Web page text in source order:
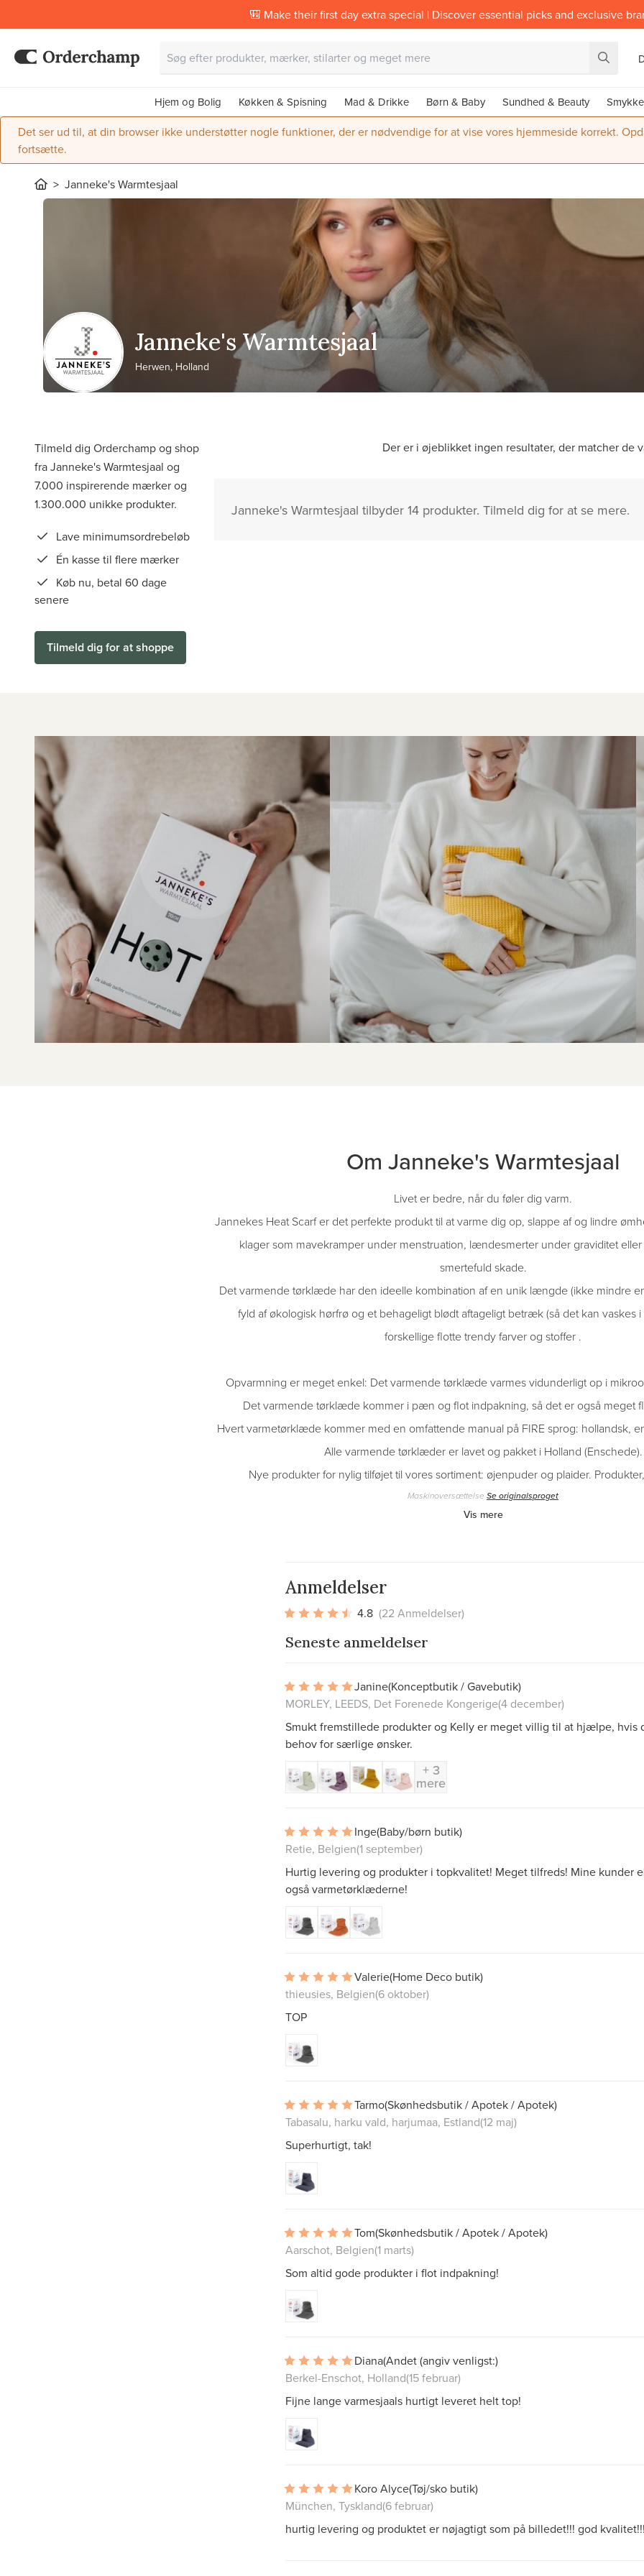
🎒 Make their first day extra special | Discover essential picks and exclusive
Hjem og Bolig Køkken & Spisning Mad & Drikke Børn & Baby Sundhed & Beauty
Det ser ud til, at din browser ikke understøtter nogle funktioner, der er nødvendige for at vise vores hjemmeside korrekt.
fortsætte.
Janneke's Warmtesjaal
Janneke's Warmtesjaal
Herwen, Holland
Tilmeld dig Orderchamp og shop
fra Janneke's Warmtesjaal og
7.000 inspirerende mærker og
1.300.000 unikke produkter.
Lave minimumsordrebeløb
Én kasse til flere mærker
Køb nu, betal 60 dage
senere
Tilmeld dig for at shoppe
Der er i øjeblikket ingen resultater, der matcher de
Janneke's Warmtesjaal tilbyder 14 produkter. Tilmeld dig for at se mere.
Om Janneke's Warmtesjaal
Livet er bedre, når du føler dig varm.
Jannekes Heat Scarf er det perfekte produkt til at varme dig op, slappe af og lindre
klager som mavekramper under menstruation, lændesmerter under graviditet
smertefuld skade.
Det varmende tørklæde har den ideelle kombination af en unik længde (ikke mindre
fyld af økologisk hørfrø og et behageligt blødt aftageligt betræk (så det kan vaskes
forskellige flotte trendy farver og stoffer .
Opvarmning er meget enkel: Det varmende tørklæde varmes vidunderligt op i
Det varmende tørklæde kommer i pæn og flot indpakning, så det er også meget
Hvert varmetørklæde kommer med en omfattende manual på FIRE sprog: hollandsk,
Alle varmende tørklæder er lavet og pakket i Holland (Enschede).
Nye produkter for nylig tilføjet til vores sortiment: øjenpuder og plaider.
Maskinoversættelse Se originalsproget
Vis mere
Anmeldelser
4.8 (22 Anmeldelser)
Seneste anmeldelser
Janine(Konceptbutik / Gavebutik)
MORLEY, LEEDS, Det Forenede Kongerige(4 december)
Smukt fremstillede produkter og Kelly er meget villig til at hjælpe, hvis
behov for særlige ønsker.
+ 3
mere
Inge(Baby/børn butik)
Retie, Belgien(1 september)
Hurtig levering og produkter i topkvalitet! Meget tilfreds! Mine kunder
også varmetørklæderne!
Valerie(Home Deco butik)
thieusies, Belgien(6 oktober)
TOP
Tarmo(Skønhedsbutik / Apotek / Apotek)
Tabasalu, harku vald, harjumaa, Estland(12 maj)
Superhurtigt, tak!
Tom(Skønhedsbutik / Apotek / Apotek)
Aarschot, Belgien(1 marts)
Som altid gode produkter i flot indpakning!
Diana(Andet (angiv venligst:)
Berkel-Enschot, Holland(15 februar)
Fijne lange varmesjaals hurtigt leveret helt top!
Koro Alyce(Tøj/sko butik)
München, Tyskland(6 februar)
hurtig levering og produktet er nøjagtigt som på billedet!!! god